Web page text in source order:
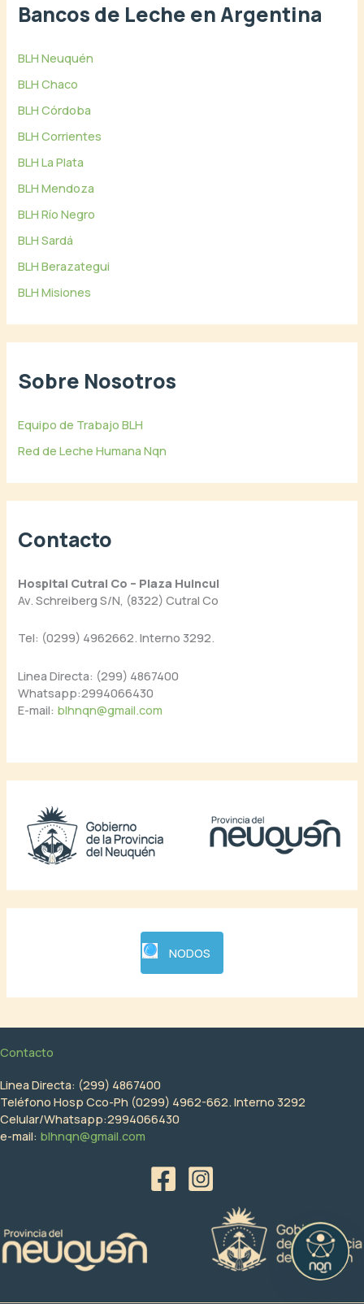
Bancos de Leche en Argentina
BLH Neuquén
BLH Chaco
BLH Córdoba
BLH Corrientes
BLH La Plata
BLH Mendoza
BLH Río Negro
BLH Sardá
BLH Berazategui
BLH Misiones
Sobre Nosotros
Equipo de Trabajo BLH
Red de Leche Humana Nqn
Contacto
Hospital Cutral Co – Plaza Huincul
Av. Schreiberg S/N, (8322) Cutral Co
Tel: (0299) 4962662. Interno 3292.
Linea Directa: (299) 4867400
Whatsapp:2994066430
E-mail: blhnqn@gmail.com
NODOS
Contacto
Linea Directa: (299) 4867400
Teléfono Hosp Cco-Ph (0299) 4962-662. Interno 3292
Celular/Whatsapp:2994066430
e-mail: blhnqn@gmail.com